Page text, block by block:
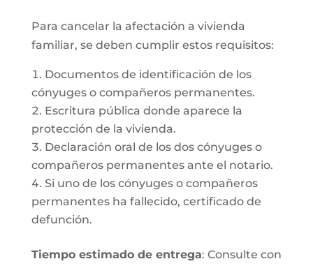
Para cancelar la afectación a vivienda
familiar, se deben cumplir estos requisitos:
Documentos de identificación de los
cónyuges o compañeros permanentes.
Escritura pública donde aparece la
protección de la vivienda.
Declaración oral de los dos cónyuges o
compañeros permanentes ante el notario.
Si uno de los cónyuges o compañeros
permanentes ha fallecido, certificado de
defunción.
Tiempo estimado de entrega: Consulte con